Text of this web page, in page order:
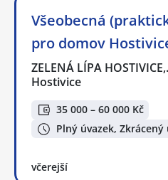
Všeobecná
pro domov
ZELENÁ LÍPA
Hostivice
35 000 – 60 000 Kč
Plný úvazek, Zkrácený
včerejší